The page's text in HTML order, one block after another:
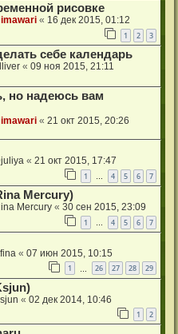
рисовке
« 16 дек 2015, 01:12
1 2 3
себе календарь
« 09 ноя 2015, 21:11
но надеюсь вам
« 21 окт 2015, 20:26
« 21 окт 2015, 17:47
1 … 4 5 6 7
Mercury)
Mercury « 30 сен 2015, 23:09
1 4 5 6 7
« 07 июн 2015, 10:15
1 26 27 28 29
« 02 дек 2014, 10:46
1 2